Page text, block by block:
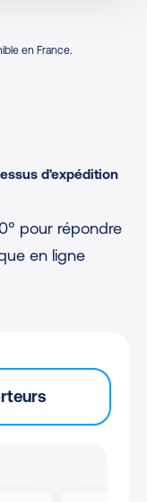
en France.
d'expédition
pour répondre
en ligne